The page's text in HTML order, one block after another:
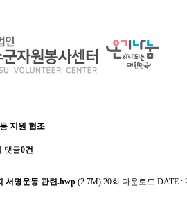
지원 협조
댓글0건
서명운동 관련.hwp (2.7M) 20회 다운로드 DATE :